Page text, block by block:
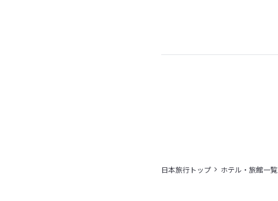
日本旅行トップ ホテル・旅館一覧